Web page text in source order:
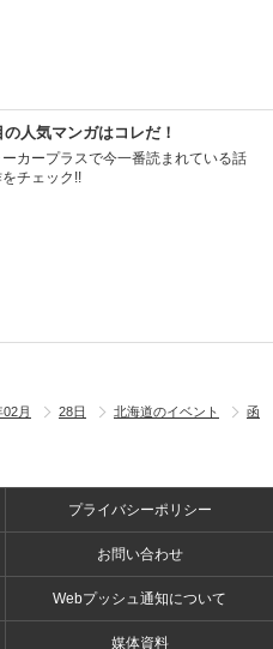
の人気マンガはコレだ！
ーカープラスで今一番読まれている話
をチェック!!
月 28日 北海道のイベント
函
プライバシーポリシー
お問い合わせ
Webプッシュ通知について
媒体資料